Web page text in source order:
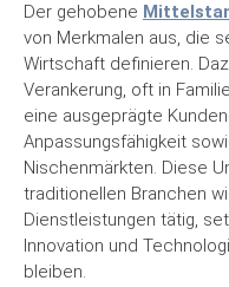
Der gehobene
von Merkmalen aus, die
Wirtschaft definieren.
Verankerung, oft in
eine ausgeprägte
Anpassungsfähigkeit
Nischenmärkten. Diese
traditionellen Branchen
Dienstleistungen tätig,
Innovation und
bleiben.